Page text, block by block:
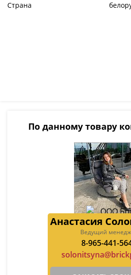
Страна
По данному товару
Анастасия
Ведущий
8-965-441-